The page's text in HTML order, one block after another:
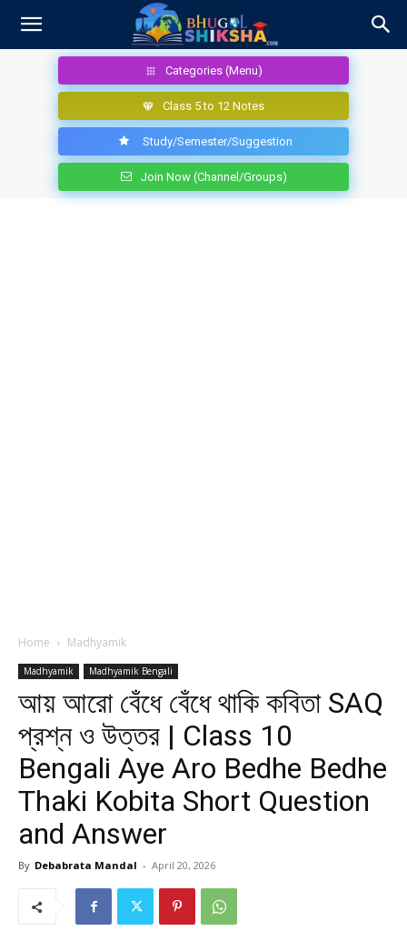
Categories (Menu)
Class 5 to 12 Notes
Study/Semester/Suggestion
Join Now (Channel/Groups)
Home Madhyamik
Madhyamik Madhyamik Bengali
আয় আরো বেঁধে বেঁধে থাকি কবিতা SAQ
প্রশ্ন ও উত্তর | Class 10
Bengali Aye Aro Bedhe Bedhe
Thaki Kobita Short Question
and Answer
By Debabrata Mandal - April 20, 2026